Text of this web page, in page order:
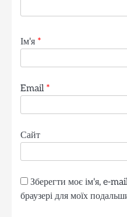
Ім'я *
Email *
Сайт
Зберегти моє ім'я, e-
браузері для моїх